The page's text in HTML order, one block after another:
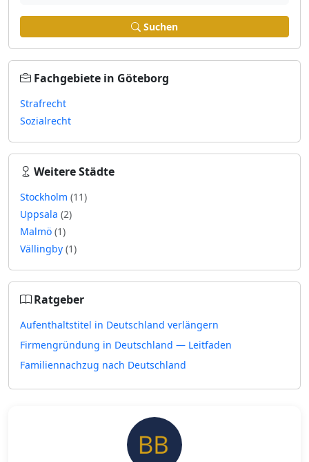
Suchen
Fachgebiete in Göteborg
Strafrecht
Sozialrecht
Weitere Städte
Stockholm (11)
Uppsala (2)
Malmö (1)
Vällingby (1)
Ratgeber
Aufenthaltstitel in Deutschland verlängern
Firmengründung in Deutschland — Leitfaden
Familiennachzug nach Deutschland